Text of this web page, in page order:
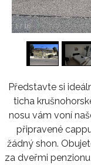
1/16
Představte si
ticha
nosu vám voní
připravené
žádný shon.
za dveřmi